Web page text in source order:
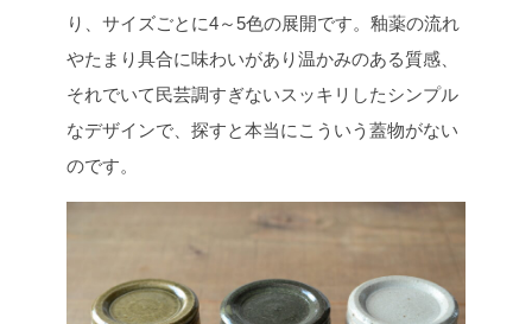
り、サイズごとに4～5色の展開です。釉薬の流れ
やたまり具合に味わいがあり温かみのある質感、
それでいて民芸調すぎないスッキリしたシンプル
なデザインで、探すと本当にこういう蓋物がない
のです。